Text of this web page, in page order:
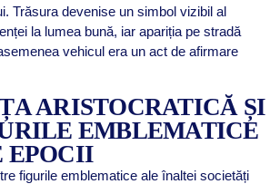
Trăsura devenise un simbol vizibil al
la lumea bună, iar apariția pe stradă
vehicul era un act de afirmare
ARISTOCRATICĂ ȘI
EMBLEMATICE
EPOCII
figurile emblematice ale înaltei societăți